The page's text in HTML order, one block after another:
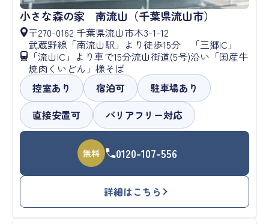
小さな森の家 南流山（千葉県流山市）
〒270-0162 千葉県流山市木3-1-12
武蔵野線「南流山駅」より徒歩15分 「三郷IC」
「流山IC」より車で15分流山街道(5号)沿い「国産牛
焼肉くいどん」様そば
控室あり
宿泊可
駐車場あり
直接安置可
バリアフリー対応
無料 0120-107-556
詳細はこちら